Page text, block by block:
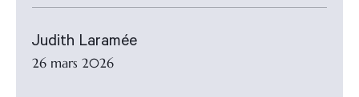
Judith Laramée
26 mars 2026